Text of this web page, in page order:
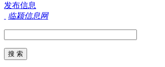
发布信息
临颍信息网